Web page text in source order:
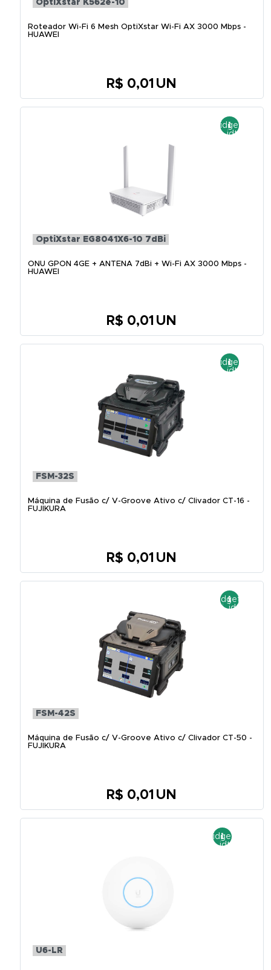
OptiXstar K562e-10
Roteador Wi-Fi 6 Mesh OptiXstar Wi-Fi AX 3000 Mbps -
HUAWEI
R$ 0,01 UN
OptiXstar EG8041X6-10 7dBi
ONU GPON 4GE + ANTENA 7dBi + Wi-Fi AX 3000 Mbps -
HUAWEI
R$ 0,01 UN
FSM-32S
Máquina de Fusão c/ V-Groove Ativo c/ Clivador CT-16 -
FUJIKURA
R$ 0,01 UN
FSM-42S
Máquina de Fusão c/ V-Groove Ativo c/ Clivador CT-50 -
FUJIKURA
R$ 0,01 UN
U6-LR